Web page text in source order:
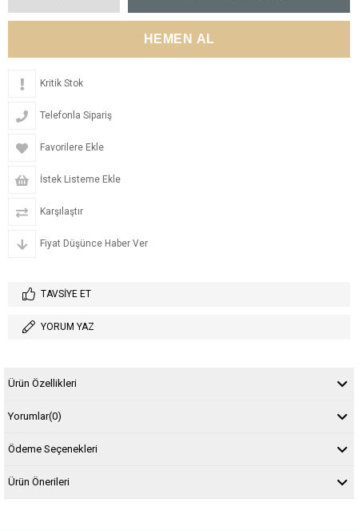
Kritik Stok
Telefonla Sipariş
Favorilere Ekle
İstek Listeme Ekle
Karşılaştır
Fiyat Düşünce Haber Ver
TAVSIYE ET
YORUM YAZ
Ürün Özellikleri
Yorumlar(0)
Ödeme Seçenekleri
Ürün Önerileri